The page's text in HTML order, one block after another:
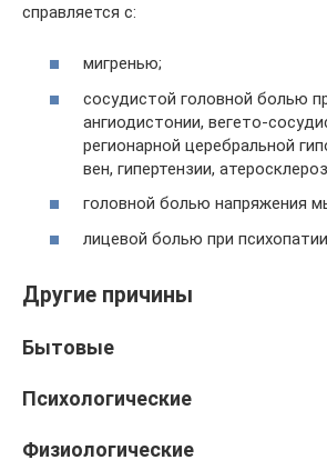
справляется с:
мигренью;
сосудистой головной болью
ангиодистонии, вегето-
регионарной церебральной
вен, гипертензии,
головной болью напряжения
лицевой болью при
Другие причины
Бытовые
Психологические
Физиологические